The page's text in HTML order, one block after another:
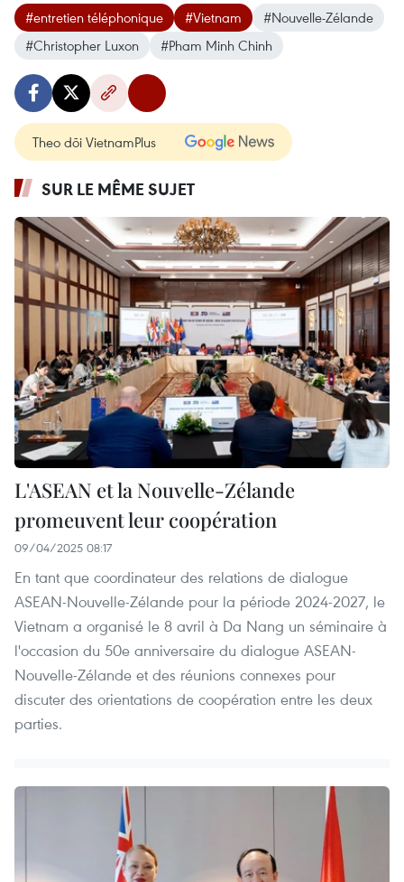
#entretien téléphonique #Vietnam
#Nouvelle-Zélande
#Christopher Luxon
#Pham Minh Chinh
Theo dõi VietnamPlus
SUR LE MÊME SUJET
L'ASEAN et la Nouvelle-Zélande
promeuvent leur coopération
09/04/2025 08:17
En tant que coordinateur des relations de dialogue
ASEAN-Nouvelle-Zélande pour la période 2024-2027, le
Vietnam a organisé le 8 avril à Da Nang un séminaire à
l'occasion du 50e anniversaire du dialogue ASEAN-
Nouvelle-Zélande et des réunions connexes pour
discuter des orientations de coopération entre les deux
parties.